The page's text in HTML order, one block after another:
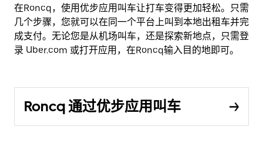
在Roncq，使用优步应用叫车让打车变得更加轻松。只需
几个步骤，您就可以在同一个平台上叫到本地出租车并完
成支付。无论您是从机场叫车，还是探索新地点，只需登
录 Uber.com 或打开应用，在Roncq输入目的地即可。
Roncq 通过优步应用叫车